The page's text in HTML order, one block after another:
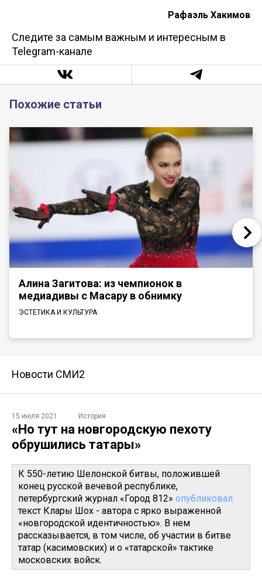
Рафаэль Хакимов
Следите за самым важным и интересным в
Telegram-канале
Похожие статьи
Алина Загитова: из чемпионок в
медиадивы с Масару в обнимку
ЭСТЕТИКА И КУЛЬТУРА
Новости СМИ2
15 июля 2021 История
«Но тут на новгородскую пехоту
обрушились татары»
К 550-летию Шелонской битвы, положившей
конец русской вечевой республике,
петербургский журнал «Город 812» опубликовал
текст Клары Шох - автора с ярко выраженной
«новгородской идентичностью». В нем
рассказывается, в том числе, об участии в битве
татар (касимовских) и о «татарской» тактике
московских войск.